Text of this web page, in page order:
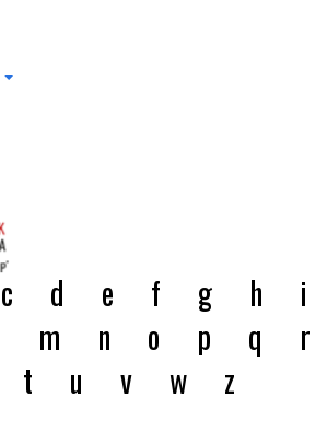
c d e f g h
i
m n o p q
r
t u v w z